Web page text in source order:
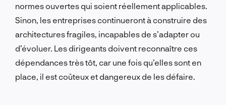
normes ouvertes qui soient réellement applicables.
Sinon, les entreprises continueront à construire des
architectures fragiles, incapables de s’adapter ou
d’évoluer. Les dirigeants doivent reconnaître ces
dépendances très tôt, car une fois qu’elles sont en
place, il est coûteux et dangereux de les défaire.